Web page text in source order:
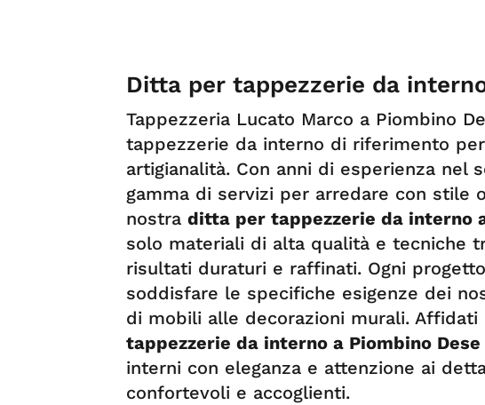
Ditta per tappezzerie da
Tappezzeria Lucato Marco a Piombino
tappezzerie da interno di riferimento
artigianalità. Con anni di esperienza nel
gamma di servizi per arredare con stile
nostra ditta per tappezzerie da interno
solo materiali di alta qualità e tecniche
risultati duraturi e raffinati. Ogni
soddisfare le specifiche esigenze dei
di mobili alle decorazioni murali. Affidati
tappezzerie da interno a Piombino Dese
interni con eleganza e attenzione ai
confortevoli e accoglienti.